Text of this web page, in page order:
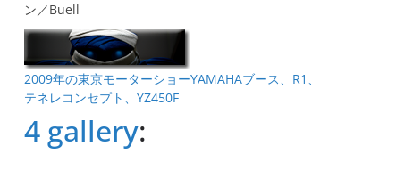
ン／Buell
2009年の東京モーターショーYAMAHAブース、R1、
テネレコンセプト、YZ450F
4 gallery: